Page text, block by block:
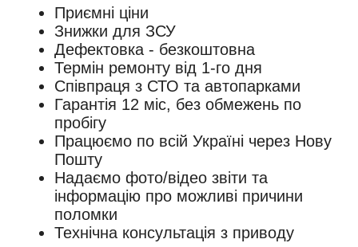
Приємні ціни
Знижки для ЗСУ
Дефектовка - безкоштовна
Термін ремонту від 1-го дня
Співпраця з СТО та автопарками
Гарантія 12 міс, без обмежень по
пробігу
Працюємо по всій Україні через Нову
Пошту
Надаємо фото/відео звіти та
інформацію про можливі причини
поломки
Технічна консультація з приводу